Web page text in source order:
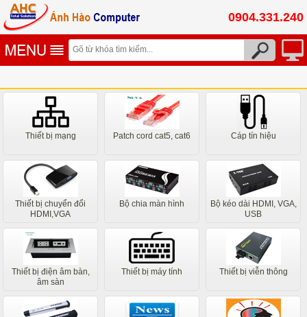
0904.331.240
Thiết bị mạng Patch cord cat5, cat6 Cáp tín hiệu
Thiết bị chuyển đổi
HDMI,VGA
Bộ chia màn hình
Bộ kéo dài HDMI, VGA,
USB
Thiết bị điện âm bàn,
âm sàn
Thiết bị máy tính Thiết bị viễn thông